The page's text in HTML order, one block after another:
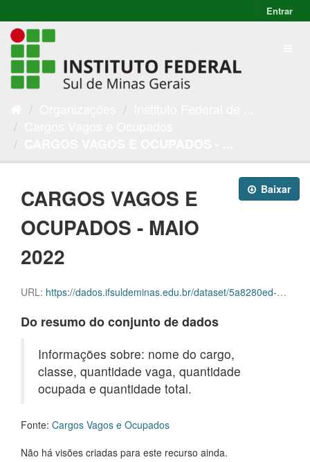
Entrar
Baixar
CARGOS VAGOS E
OCUPADOS - MAIO
2022
URL: https://dados.ifsuldeminas.edu.br/dataset/5a8280ed-031b-45f2-9623-37aa7026fd68/resource/bd5c157a-58ae-4db5-9496-084e329d12d2/download/progep-cargos-e-vagas-maio.ods
Do resumo do conjunto de dados
Informações sobre: nome do cargo,
classe, quantidade vaga, quantidade
ocupada e quantidade total.
Fonte: Cargos Vagos e Ocupados
Não há visões criadas para este recurso ainda.